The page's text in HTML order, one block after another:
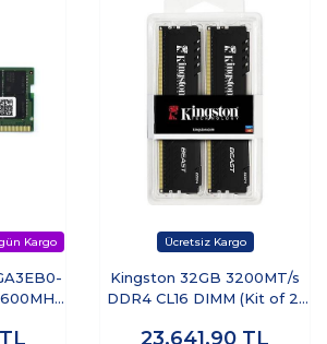
TL
Kingston 32GB 3200MT/s
DDR4 CL16 DIMM (Kit of 2)
KF432C16BBK2/32TR -
23.641,90 TL